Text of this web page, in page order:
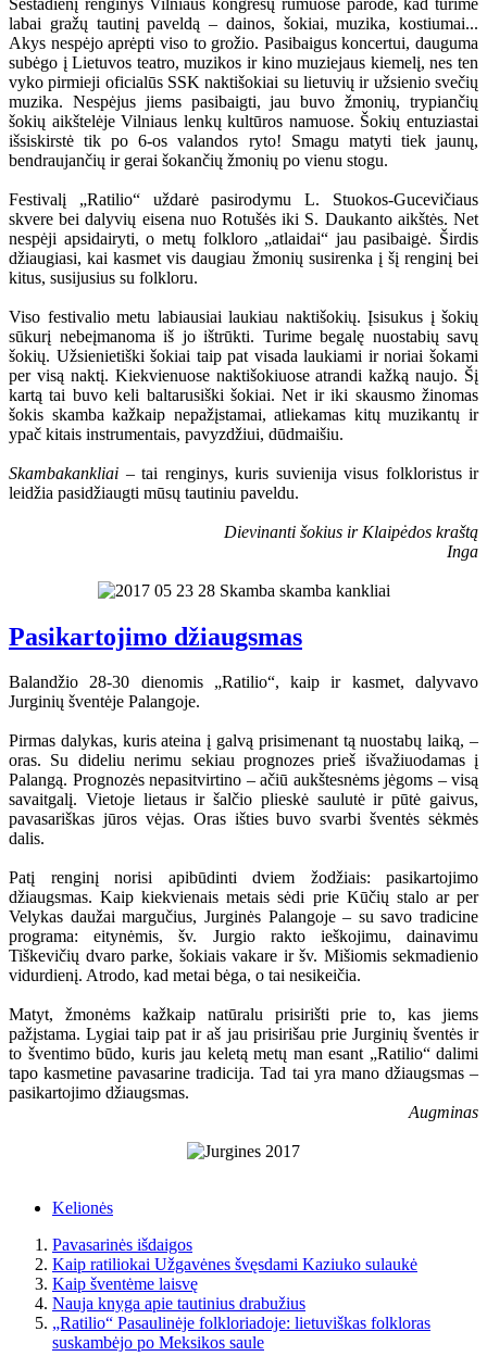
labai gražų tautinį paveldą – dainos, šokiai, muzika, kostiumai...
Akys nespėjo aprėpti viso to grožio. Pasibaigus koncertui, dauguma
subėgo į Lietuvos teatro, muzikos ir kino muziejaus kiemelį, nes ten
vyko pirmieji oficialūs SSK naktišokiai su lietuvių ir užsienio svečių
muzika. Nespėjus jiems pasibaigti, jau buvo žmonių, trypiančių
šokių aikštelėje Vilniaus lenkų kultūros namuose. Šokių entuziastai
išsiskirstė tik po 6-os valandos ryto! Smagu matyti tiek jaunų,
bendraujančių ir gerai šokančių žmonių po vienu stogu.
Festivalį „Ratilio“ uždarė pasirodymu L. Stuokos-Gucevičiaus
skvere bei dalyvių eisena nuo Rotušės iki S. Daukanto aikštės. Net
nespėji apsidairyti, o metų folkloro „atlaidai“ jau pasibaigė. Širdis
džiaugiasi, kai kasmet vis daugiau žmonių susirenka į šį renginį bei
kitus, susijusius su folkloru.
Viso festivalio metu labiausiai laukiau naktišokių. Įsisukus į šokių
sūkurį nebeįmanoma iš jo ištrūkti. Turime begalę nuostabių savų
šokių. Užsienietiški šokiai taip pat visada laukiami ir noriai šokami
per visą naktį. Kiekvienuose naktišokiuose atrandi kažką naujo. Šį
kartą tai buvo keli baltarusiški šokiai. Net ir iki skausmo žinomas
šokis skamba kažkaip nepažįstamai, atliekamas kitų muzikantų ir
ypač kitais instrumentais, pavyzdžiui, dūdmaišiu.
Skambakankliai – tai renginys, kuris suvienija visus folkloristus ir
leidžia pasidžiaugti mūsų tautiniu paveldu.
Dievinanti šokius ir Klaipėdos kraštą
Inga
Pasikartojimo džiaugsmas
Balandžio 28-30 dienomis „Ratilio“, kaip ir kasmet, dalyvavo
Jurginių šventėje Palangoje.
Pirmas dalykas, kuris ateina į galvą prisimenant tą nuostabų laiką, –
oras. Su dideliu nerimu sekiau prognozes prieš išvažiuodamas į
Palangą. Prognozės nepasitvirtino – ačiū aukštesnėms jėgoms – visą
savaitgalį. Vietoje lietaus ir šalčio plieskė saulutė ir pūtė gaivus,
pavasariškas jūros vėjas. Oras išties buvo svarbi šventės sėkmės
dalis.
Patį renginį norisi apibūdinti dviem žodžiais: pasikartojimo
džiaugsmas. Kaip kiekvienais metais sėdi prie Kūčių stalo ar per
Velykas daužai margučius, Jurginės Palangoje – su savo tradicine
programa: eitynėmis, šv. Jurgio rakto ieškojimu, dainavimu
Tiškevičių dvaro parke, šokiais vakare ir šv. Mišiomis sekmadienio
vidurdienį. Atrodo, kad metai bėga, o tai nesikeičia.
Matyt, žmonėms kažkaip natūralu prisirišti prie to, kas jiems
pažįstama. Lygiai taip pat ir aš jau prisirišau prie Jurginių šventės ir
to šventimo būdo, kuris jau keletą metų man esant „Ratilio“ dalimi
tapo kasmetine pavasarine tradicija. Tad tai yra mano džiaugsmas –
pasikartojimo džiaugsmas.
Augminas
Kelionės
Pavasarinės išdaigos
Kaip ratiliokai Užgavėnes švęsdami Kaziuko sulaukė
Kaip šventėme laisvę
Nauja knyga apie tautinius drabužius
„Ratilio“ Pasaulinėje folkloriadoje: lietuviškas folkloras
suskambėjo po Meksikos saule